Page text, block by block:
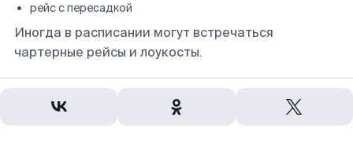
рейс с пересадкой
Иногда в расписании могут встречаться
чартерные рейсы и лоукосты.